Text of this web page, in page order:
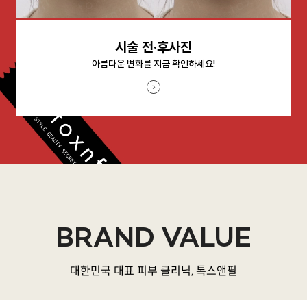
시술 전·후사진
아름다운 변화를 지금 확인하세요!
BRAND VALUE
대한민국 대표 피부 클리닉, 톡스앤필